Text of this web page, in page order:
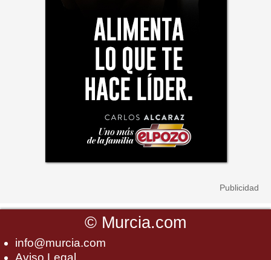
© Murcia.com
info@murcia.com
Aviso Legal